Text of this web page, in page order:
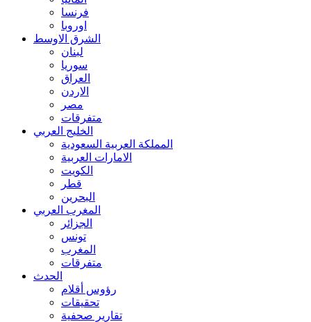
فرنسا
اوروبا
الشرق الاوسط
لبنان
سوريا
العراق
الاردن
مصر
متفرقات
الخليج العربي
المملكة العربية السعودية
الامارات العربية
الكويت
قطر
البحرين
المغرب العربي
الجزائر
تونس
المغرب
متفرقات
الحدث
رؤوس أقلام
تحقيقات
تقارير صحفية